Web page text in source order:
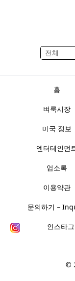
홈
벼룩시장
미국 정보
엔터테인먼
업소록
이용약관
문의하기 –
인스타
©